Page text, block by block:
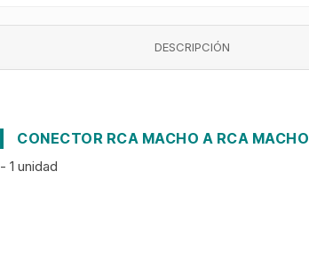
DESCRIPCIÓN
CONECTOR RCA MACHO A RCA MACHO
- 1 unidad